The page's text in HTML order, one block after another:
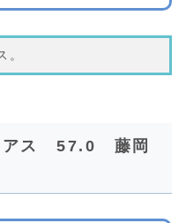
。
アス 57.0 藤岡